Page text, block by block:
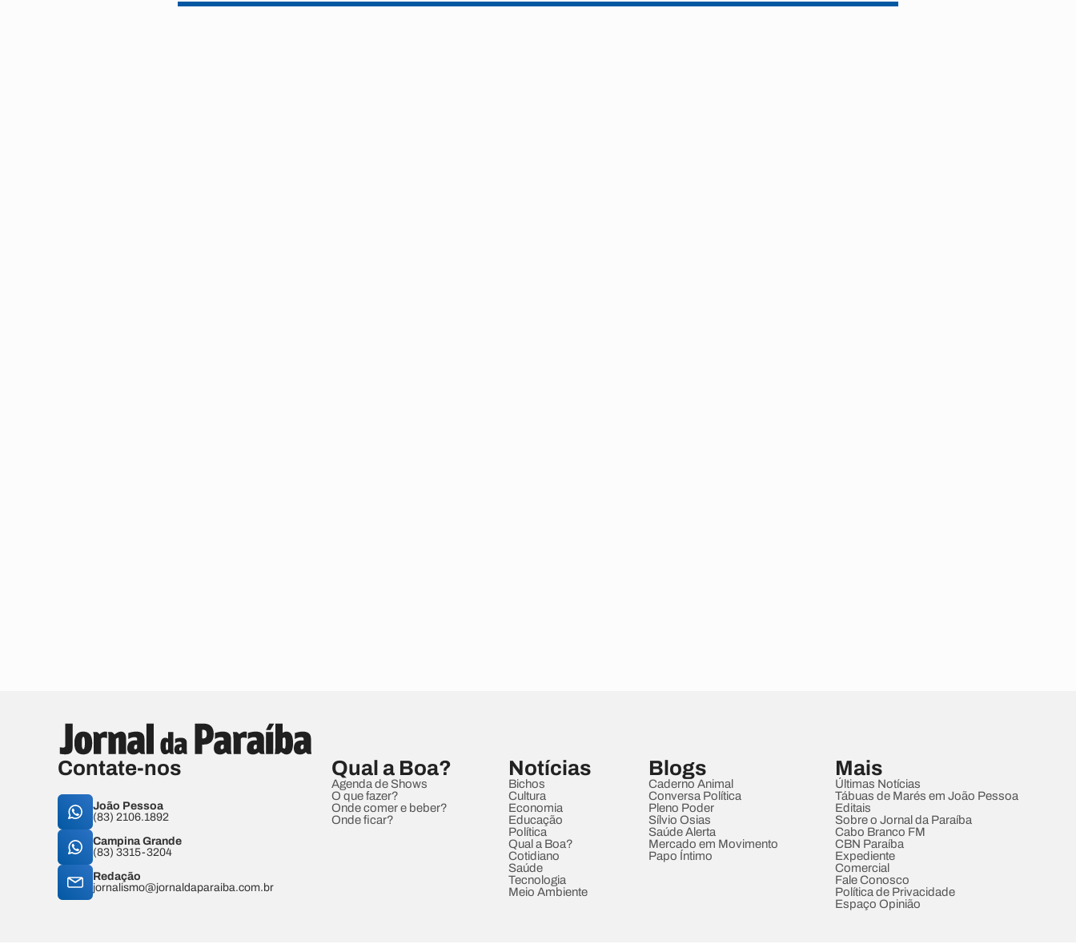
Contate-nos
João Pessoa
(83) 2106.1892
Campina Grande
(83) 3315-3204
Redação
jornalismo@jornaldaparaiba.com.br
Qual a Boa?
Agenda de Shows
O que fazer?
Onde comer e beber?
Onde ficar?
Notícias
Bichos
Cultura
Economia
Educação
Política
Qual a Boa?
Cotidiano
Saúde
Tecnologia
Meio Ambiente
Blogs
Caderno Animal
Conversa Política
Pleno Poder
Sílvio Osias
Saúde Alerta
Mercado em Movimento
Papo Íntimo
Mais
Últimas Notícias
Tábuas de Marés em João Pessoa
Editais
Sobre o Jornal da Paraíba
Cabo Branco FM
CBN Paraíba
Expediente
Comercial
Fale Conosco
Política de Privacidade
Espaço Opinião